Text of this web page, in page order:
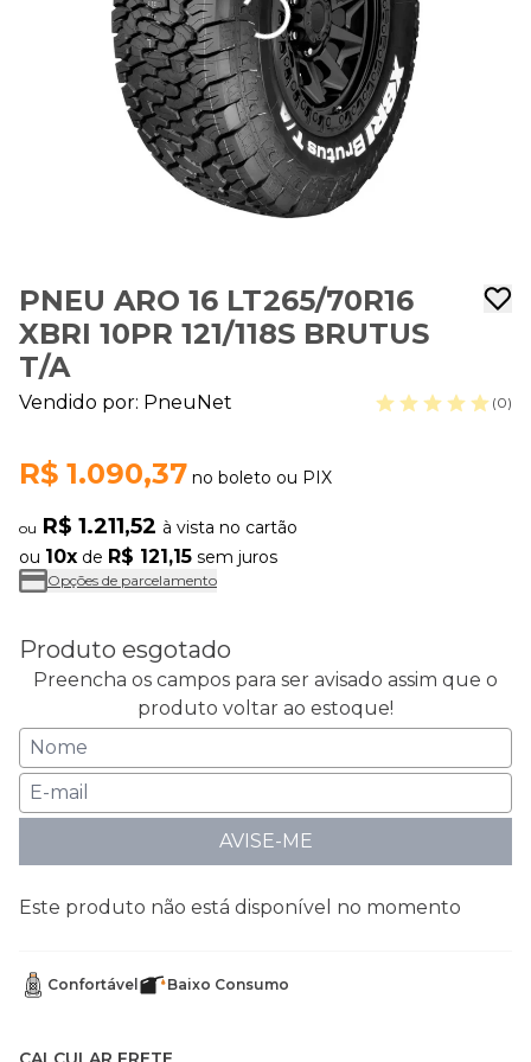
PNEU ARO 16 LT265/70R16
XBRI 10PR 121/118S BRUTUS
T/A
Vendido por: PneuNet (0)
R$ 1.090,37 no boleto ou PIX
ou R$ 1.211,52 à vista no cartão
ou 10x de R$ 121,15 sem juros
Opções de parcelamento
Produto esgotado
Preencha os campos para ser avisado assim que o
produto voltar ao estoque!
AVISE-ME
Este produto não está disponível no momento
Confortável Baixo Consumo